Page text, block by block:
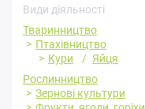
Види діяльності
Тваринництво
Птахівництво
Кури
Яйця
Рослинництво
Зернові культури